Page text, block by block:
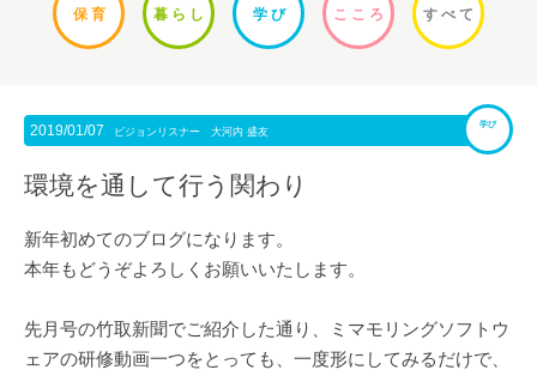
保 育 暮ら し 学 び ここ ろ すべて
2019/01/07 ビジョンリスナー 大河内 盛友
学び
環境を通して行う関わり
新年初めてのブログになります。
本年もどうぞよろしくお願いいたします。
先月号の竹取新聞でご紹介した通り、ミマモリングソフトウ
ェアの研修動画一つをとっても、一度形にしてみるだけで、